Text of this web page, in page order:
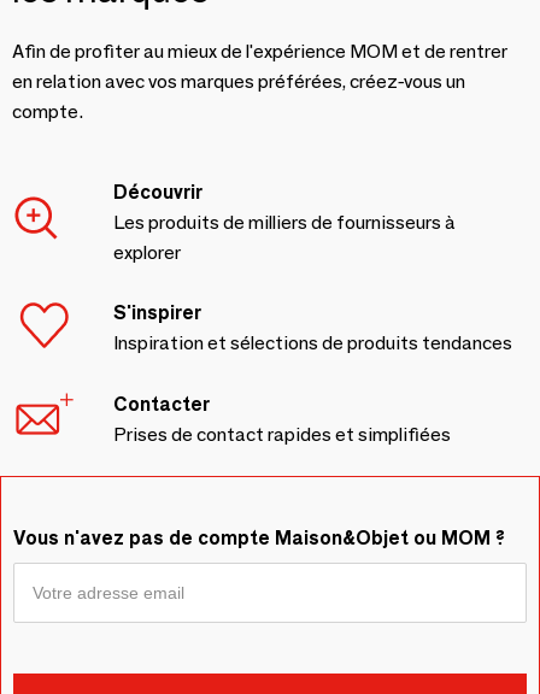
Afin de profiter au mieux de l'expérience MOM et de rentrer
en relation avec vos marques préférées, créez-vous un
compte.
Découvrir
Les produits de milliers de fournisseurs à
explorer
S'inspirer
Inspiration et sélections de produits tendances
Contacter
Prises de contact rapides et simplifiées
Vous n'avez pas de compte Maison&Objet ou MOM ?